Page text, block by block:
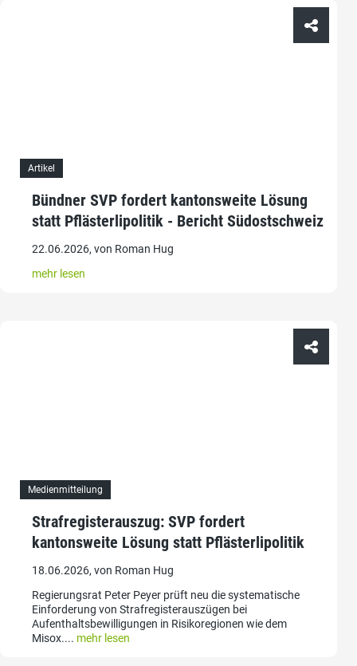
Artikel
Bündner SVP fordert kantonsweite Lösung
statt Pflästerlipolitik - Bericht Südostschweiz
22.06.2026, von Roman Hug
mehr lesen
Medienmitteilung
Strafregisterauszug: SVP fordert
kantonsweite Lösung statt Pflästerlipolitik
18.06.2026, von Roman Hug
Regierungsrat Peter Peyer prüft neu die systematische
Einforderung von Strafregisterauszügen bei
Aufenthaltsbewilligungen in Risikoregionen wie dem
Misox.... mehr lesen